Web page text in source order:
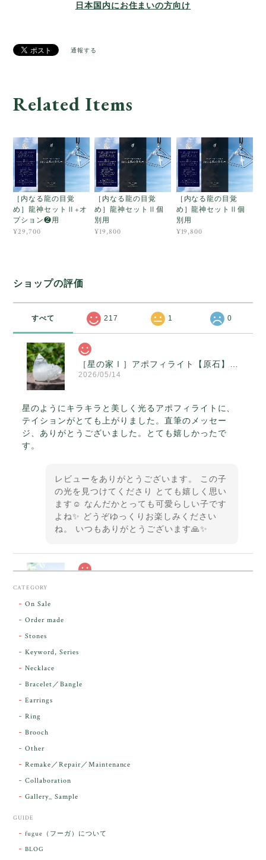
日本国内にお住まいの方向け
通報する
Related Items
［内なる龍の目覚
め］龍神セットⅡ+オ
プション❷用
¥29,700
［内なる龍の目覚
め］龍神セットⅡ個
別用
¥19,800
［内なる龍の目覚
め］龍神セットⅡ個
別用
¥19,800
ショップの評価
すべて 217 1 0
［星の家Ⅰ］アポフィライト【原石】O300-314
2026/05/14
星のようにキラキラと美しく光るアポフィライトに、
テイションがとても上がりました。直筆のメッセー
ジ、ありがとうございました。とても嬉しかったで
す。
レビューをありがとうございます。 この子
の光を見つけてくださり とても嬉しく思い
ます☺️ なんだかとっても可愛らしい子です
よね✨ どうぞゆっくりお楽しみください
ね。 いつもありがとうございます🙏✨
ンダラで感動しました。素敵な箱と和紙で石を包んで
下さり、ありがとうございました。
レビューをありがとうございます。 実物を
こそ この度は誠にありがとうございまし
CATEGORY
On Sale
Order made
Stones
Keyword, Series
Necklace
Bracelet／Bangle
Earrings
Ring
Brooch
Other
Remake／Repair／Maintenance
Collaboration
Gallery_ Sample
GUIDE
fugue（フーガ）について
BLOG